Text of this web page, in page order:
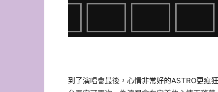
到了演唱會最後，心情非常好的ASTRO更瘋